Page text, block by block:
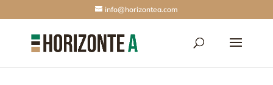
info@horizontea.com